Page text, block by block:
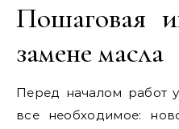
Пошаговая
замене масла
Перед началом работ
все необходимое: